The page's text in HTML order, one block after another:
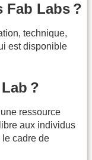
Fab Labs ?
technique,
est disponible
?
ressource
aux individus
le cadre de